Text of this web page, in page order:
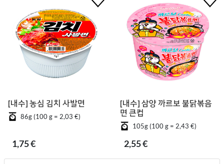
[내수] 농심 김치 사발면
86g (100 g = 2,03 €)
1,75 €
[내수] 삼양 까르보 불닭볶음
면 큰컵
105g (100 g = 2,43 €)
2,55 €